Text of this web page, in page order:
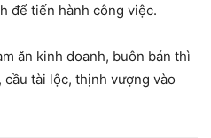
để tiến hành công việc.
ăn kinh doanh, buôn bán thì
tài lộc, thịnh vượng vào